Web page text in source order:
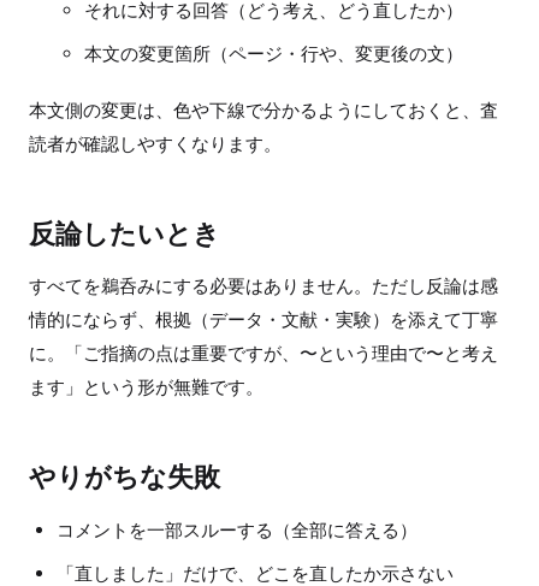
それに対する回答（どう考え、どう直したか）
本文の変更箇所（ページ・行や、変更後の文）
本文側の変更は、色や下線で分かるようにしておくと、査
読者が確認しやすくなります。
反論したいとき
すべてを鵜呑みにする必要はありません。ただし反論は感
情的にならず、根拠（データ・文献・実験）を添えて丁寧
に。「ご指摘の点は重要ですが、〜という理由で〜と考え
ます」という形が無難です。
やりがちな失敗
コメントを一部スルーする（全部に答える）
「直しました」だけで、どこを直したか示さない